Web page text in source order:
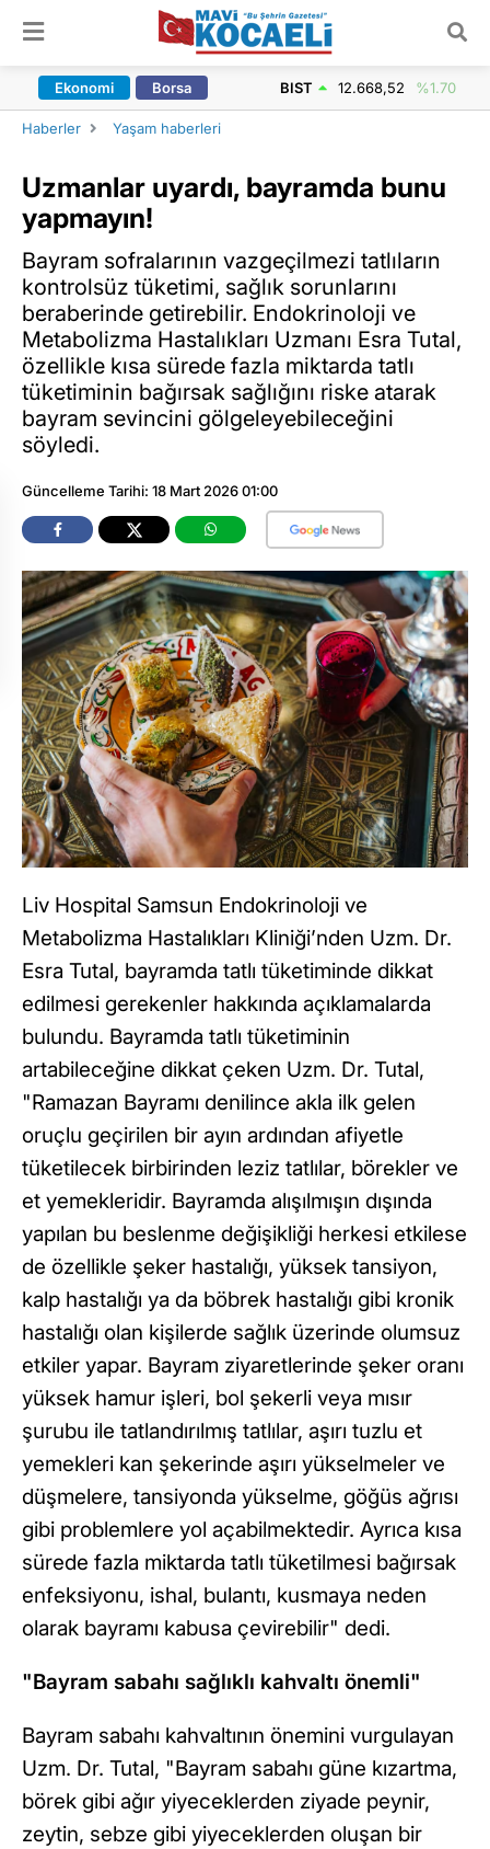
Ekonomi Borsa BIST 12.668,52 %1.70
Haberler Yaşam haberleri
Uzmanlar uyardı, bayramda bunu
yapmayın!
Bayram sofralarının vazgeçilmezi tatlıların
kontrolsüz tüketimi, sağlık sorunlarını
beraberinde getirebilir. Endokrinoloji ve
Metabolizma Hastalıkları Uzmanı Esra Tutal,
özellikle kısa sürede fazla miktarda tatlı
tüketiminin bağırsak sağlığını riske atarak
bayram sevincini gölgeleyebileceğini
söyledi.
Güncelleme Tarihi: 18 Mart 2026 01:00
Liv Hospital Samsun Endokrinoloji ve
Metabolizma Hastalıkları Kliniği’nden Uzm. Dr.
Esra Tutal, bayramda tatlı tüketiminde dikkat
edilmesi gerekenler hakkında açıklamalarda
bulundu. Bayramda tatlı tüketiminin
artabileceğine dikkat çeken Uzm. Dr. Tutal,
"Ramazan Bayramı denilince akla ilk gelen
oruçlu geçirilen bir ayın ardından afiyetle
tüketilecek birbirinden leziz tatlılar, börekler ve
et yemekleridir. Bayramda alışılmışın dışında
yapılan bu beslenme değişikliği herkesi etkilese
de özellikle şeker hastalığı, yüksek tansiyon,
kalp hastalığı ya da böbrek hastalığı gibi kronik
hastalığı olan kişilerde sağlık üzerinde olumsuz
etkiler yapar. Bayram ziyaretlerinde şeker oranı
yüksek hamur işleri, bol şekerli veya mısır
şurubu ile tatlandırılmış tatlılar, aşırı tuzlu et
yemekleri kan şekerinde aşırı yükselmeler ve
düşmelere, tansiyonda yükselme, göğüs ağrısı
gibi problemlere yol açabilmektedir. Ayrıca kısa
sürede fazla miktarda tatlı tüketilmesi bağırsak
enfeksiyonu, ishal, bulantı, kusmaya neden
olarak bayramı kabusa çevirebilir" dedi.
"Bayram sabahı sağlıklı kahvaltı önemli"
Bayram sabahı kahvaltının önemini vurgulayan
Uzm. Dr. Tutal, "Bayram sabahı güne kızartma,
börek gibi ağır yiyeceklerden ziyade peynir,
zeytin, sebze gibi yiyeceklerden oluşan bir